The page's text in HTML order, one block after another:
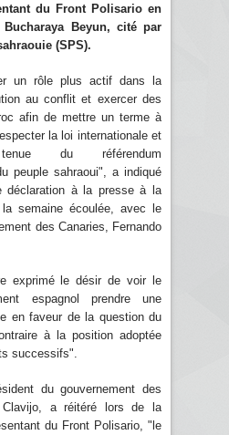
du Front Polisario en
Bucharaya Beyun, cité par
(SPS).
un rôle plus actif dans la
au conflit et exercer des
afin de mettre un terme à
la loi internationale et
du référendum
peuple sahraoui", a indiqué
déclaration à la presse à la
la semaine écoulée, avec le
des Canaries, Fernando
exprimé le désir de voir le
espagnol prendre une
en faveur de la question du
à la position adoptée
successifs".
du gouvernement des
Clavijo, a réitéré lors de la
du Front Polisario, "le